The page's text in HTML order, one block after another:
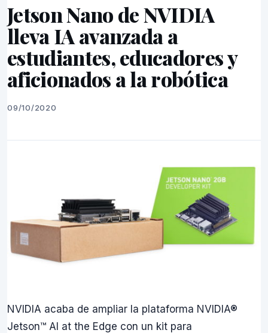
Jetson Nano de NVIDIA
lleva IA avanzada a
estudiantes, educadores y
aficionados a la robótica
09/10/2020
NVIDIA acaba de ampliar la plataforma NVIDIA®
Jetson™ AI at the Edge con un kit para